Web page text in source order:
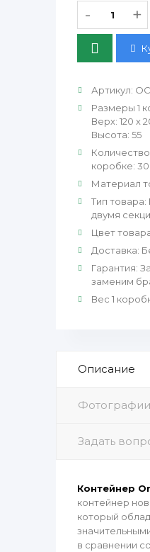
- +
Артикул:
Размеры 1
Верх: 120 х
Высота: 55
коробке:
Материал
Тип товара:
двумя
Цвет
Доставка:
Гарантия:
заменим
Вес 1
Описание
Фотографии
Задать
Контейнер
контейнер
который
в сравнении